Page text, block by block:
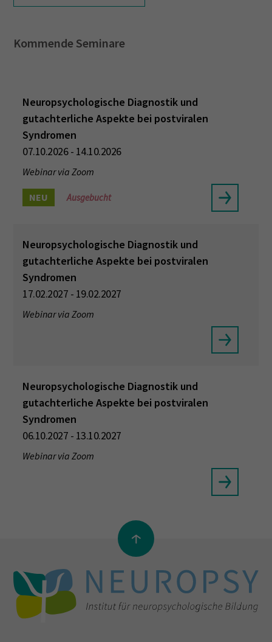
Kommende Seminare
Neuropsychologische Diagnostik und
gutachterliche Aspekte bei postviralen
Syndromen
07.10.2026 - 14.10.2026
Webinar via Zoom
NEU Ausgebucht
Neuropsychologische Diagnostik und
gutachterliche Aspekte bei postviralen
Syndromen
17.02.2027 - 19.02.2027
Webinar via Zoom
Neuropsychologische Diagnostik und
gutachterliche Aspekte bei postviralen
Syndromen
06.10.2027 - 13.10.2027
Webinar via Zoom